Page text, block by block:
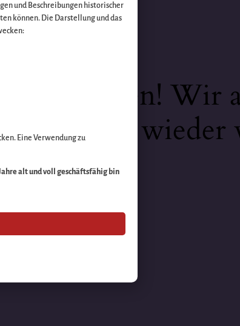
Wir
Sie bald wieder
und Beschreibungen historischer
können. Die Darstellung und das
Eine Verwendung zu
alt und voll geschäftsfähig bin